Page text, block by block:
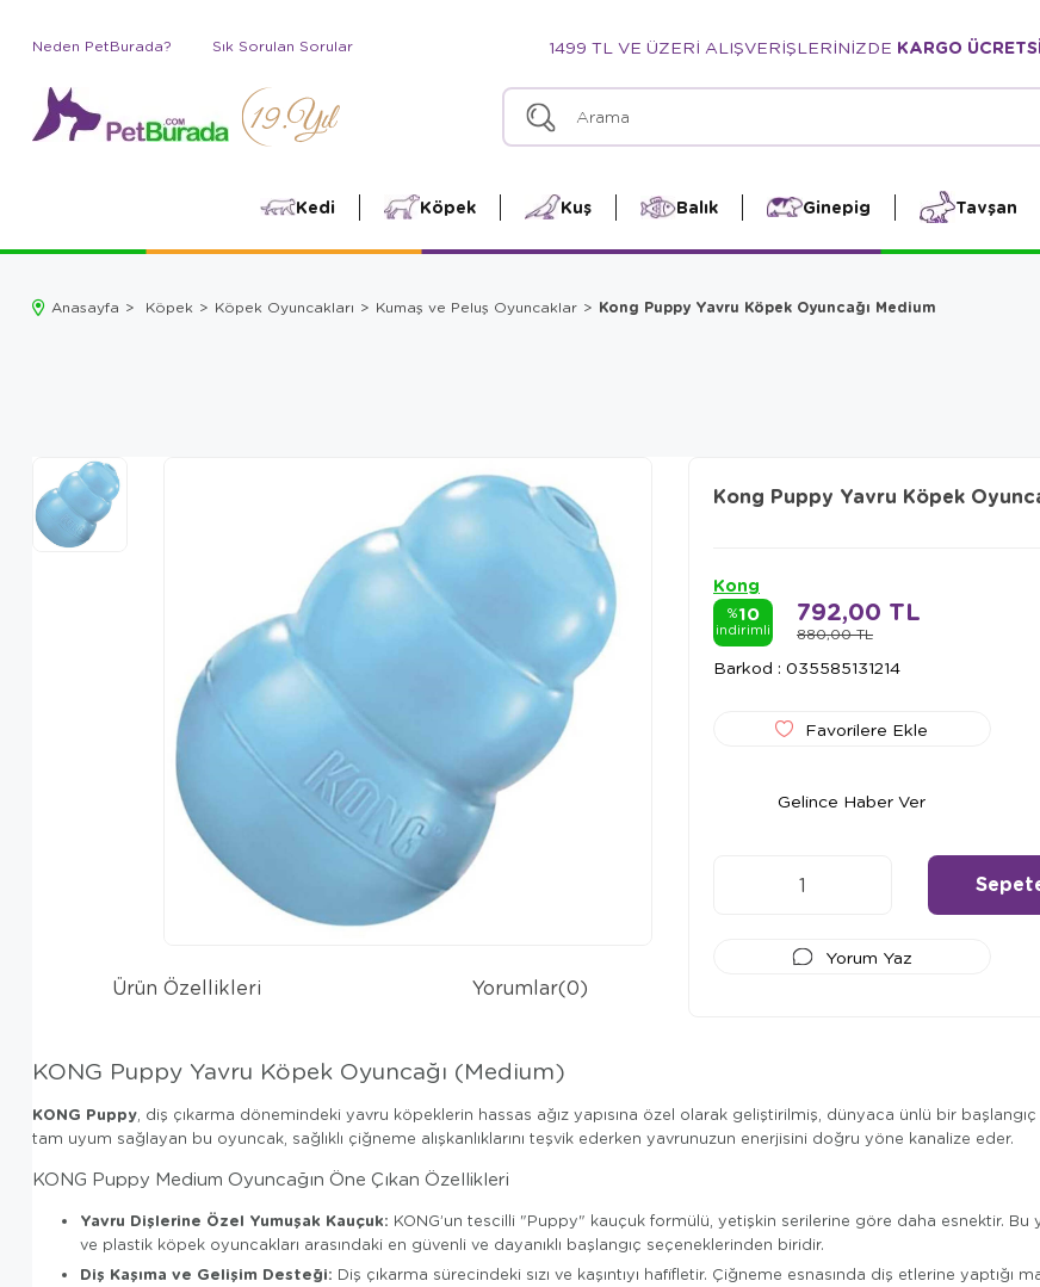
Neden PetBurada? Sık Sorulan Sorular 1499 TL VE ÜZERİ ALIŞVERİŞLERİNİZDE KARGO
Kedi Köpek Kuş Balık Ginepig Tavşan
Anasayfa Köpek Köpek Oyuncakları Kumaş ve Peluş Oyuncaklar Kong Puppy Yavru Köpek Oyuncağı Medium
Kong Puppy Yavru Köpek
Kong
%10
indirimli 880,00 TL
792,00 TL
Barkod : 035585131214
Favorilere Ekle
Gelince Haber Ver
Yorum Yaz
Ürün Özellikleri Yorumlar(0)
KONG Puppy Yavru Köpek Oyuncağı (Medium)
KONG Puppy, diş çıkarma dönemindeki yavru köpeklerin hassas ağız yapısına özel olarak geliştirilmiş, dünyaca ünlü bir
tam uyum sağlayan bu oyuncak, sağlıklı çiğneme alışkanlıklarını teşvik ederken yavrunuzun enerjisini doğru yöne kanalize eder.
KONG Puppy Medium Oyuncağın Öne Çıkan Özellikleri
Yavru Dişlerine Özel Yumuşak Kauçuk: KONG’un tescilli "Puppy" kauçuk formülü, yetişkin serilerine göre daha esnektir.
ve plastik köpek oyuncakları arasındaki en güvenli ve dayanıklı başlangıç seçeneklerinden biridir.
Diş Kaşıma ve Gelişim Desteği: Diş çıkarma sürecindeki sızı ve kaşıntıyı hafifletir. Çiğneme esnasında diş etlerine yaptığı